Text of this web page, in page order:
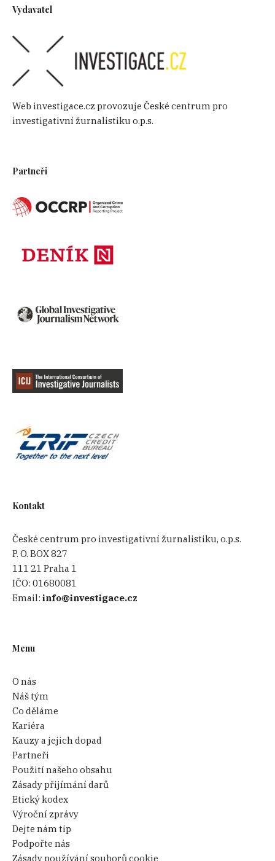
Vydavatel
Web investigace.cz provozuje České centrum pro
investigativní žurnalistiku o.p.s.
Partneři
Kontakt
České centrum pro investigativní žurnalistiku, o.p.s.
P. O. BOX 827
111 21 Praha 1
IČO:01680081
Email:info@investigace.cz
Menu
O nás
Náš tým
Co děláme
Kariéra
Kauzy a jejich dopad
Partneři
Použití našeho obsahu
Zásady přijímání darů
Etický kodex
Výroční zprávy
Dejte nám tip
Podpořte nás
Zásady používání souborů cookie